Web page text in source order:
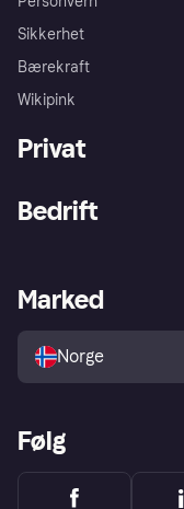
Sikkerhet
Bærekraft
Wikipink
Privat
Utforsk butikker
Bedrift
Merchant portal
Marked
Norge
Følg